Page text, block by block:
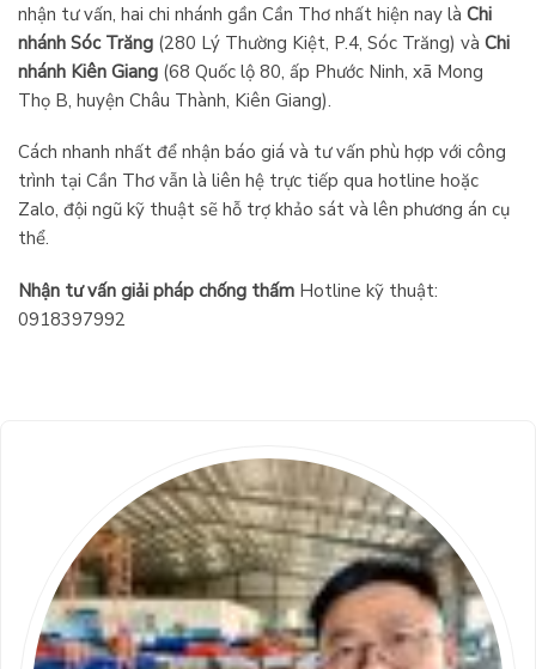
nhận tư vấn, hai chi nhánh gần Cần Thơ nhất hiện nay là Chi
nhánh Sóc Trăng (280 Lý Thường Kiệt, P.4, Sóc Trăng) và Chi
nhánh Kiên Giang (68 Quốc lộ 80, ấp Phước Ninh, xã Mong
Thọ B, huyện Châu Thành, Kiên Giang).
Cách nhanh nhất để nhận báo giá và tư vấn phù hợp với công
trình tại Cần Thơ vẫn là liên hệ trực tiếp qua hotline hoặc
Zalo, đội ngũ kỹ thuật sẽ hỗ trợ khảo sát và lên phương án cụ
thể.
Nhận tư vấn giải pháp chống thấm Hotline kỹ thuật:
0918397992